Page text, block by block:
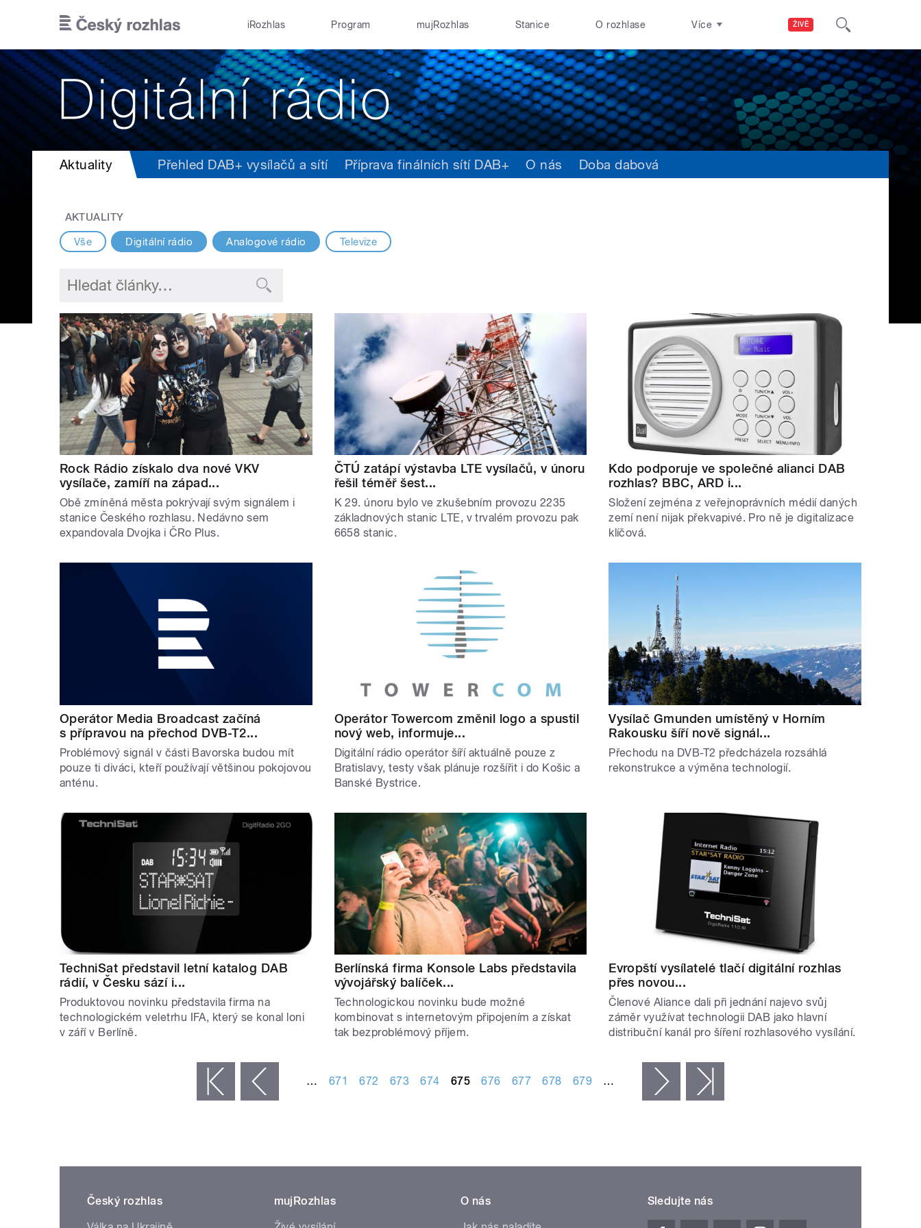
ŽIVĚ
iRozhlas Program mujRozhlas Stanice O rozhlase Více
Aktuality Přehled DAB+ vysílačů a sítí Příprava finálních sítí DAB+ O nás Doba dabová
AKTUALITY
Vše
Digitální rádio Analogové rádio Televize
Rock Rádio získalo dva nové VKV
vysílače, zamíří na západ...
Obě zmíněná města pokrývají svým signálem i
stanice Českého rozhlasu. Nedávno sem
expandovala Dvojka i ČRo Plus.
ČTÚ zatápí výstavba LTE vysílačů, v únoru
řešil téměř šest...
K 29. únoru bylo ve zkušebním provozu 2235
základnových stanic LTE, v trvalém provozu pak
6658 stanic.
Kdo podporuje ve společné alianci DAB
rozhlas? BBC, ARD i...
Složení zejména z veřejnoprávních médií daných
zemí není nijak překvapivé. Pro ně je digitalizace
klíčová.
Operátor Media Broadcast začíná
s přípravou na přechod DVB-T2...
Problémový signál v části Bavorska budou mít
pouze ti diváci, kteří používají většinou pokojovou
anténu.
Operátor Towercom změnil logo a spustil
nový web, informuje...
Digitální rádio operátor šíří aktuálně pouze z
Bratislavy, testy však plánuje rozšířit i do Košic a
Banské Bystrice.
Vysílač Gmunden umístěný v Horním
Rakousku šíří nově signál...
Přechodu na DVB-T2 předcházela rozsáhlá
rekonstrukce a výměna technologií.
TechniSat představil letní katalog DAB
rádií, v Česku sází i...
Produktovou novinku představila firma na
technologickém veletrhu IFA, který se konal loni
v září v Berlíně.
Berlínská firma Konsole Labs představila
vývojářský balíček...
Technologickou novinku bude možné
kombinovat s internetovým připojením a získat
tak bezproblémový příjem.
Evropští vysílatelé tlačí digitální rozhlas
přes novou...
Členové Aliance dali při jednání najevo svůj
záměr využívat technologii DAB jako hlavní
distribuční kanál pro šíření rozhlasového vysílání.
‹ předchozí … 671 672 673 674 675 676 677 678 679 … následující ›
Český rozhlas
mujRozhlas
O nás
Sledujte nás